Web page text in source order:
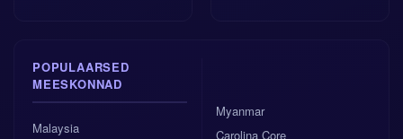
POPULAARSED
MEESKONNAD
Malaysia
Myanmar
Carolina Core